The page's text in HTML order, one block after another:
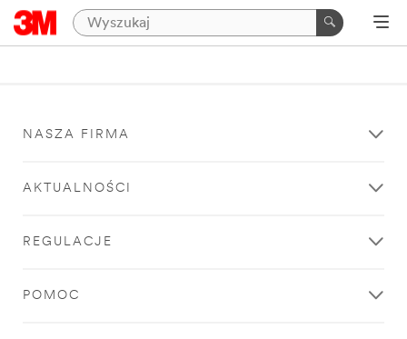
NASZA FIRMA
AKTUALNOŚCI
REGULACJE
POMOC